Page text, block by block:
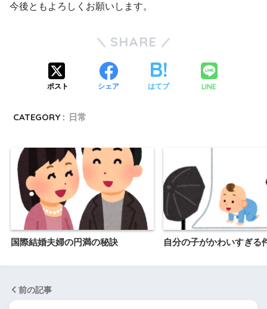
今後ともよろしくお願いします。
SHARE
ポスト シェア はてブ LINE
CATEGORY : 日常
国際結婚夫婦の円満の秘訣 自分の子がかわいすぎる
前の記事